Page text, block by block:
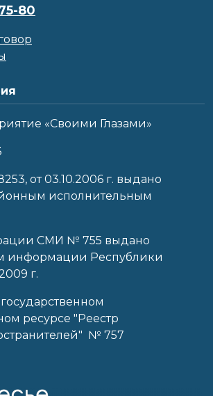
«Своими Глазами»
от 03.10.2006 г. выдано
исполнительным
СМИ № 755 выдано
информации Республики
г.
ресурсе "Реестр
№ 757
80